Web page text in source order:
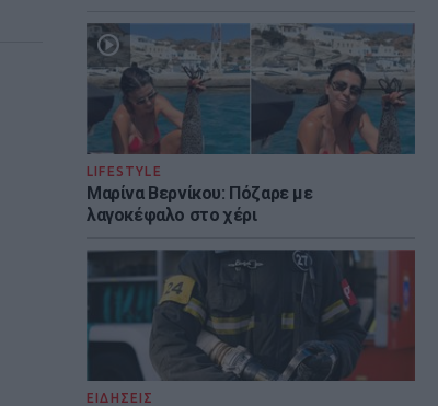
LIFESTYLE
Μαρίνα Βερνίκου: Πόζαρε με
λαγοκέφαλο στο χέρι
ΕΙΔΗΣΕΙΣ